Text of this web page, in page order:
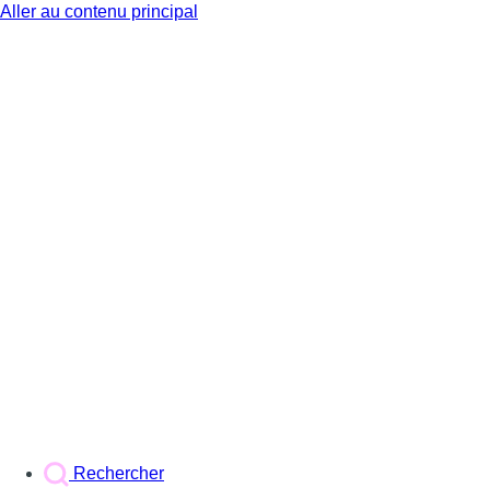
Aller au contenu principal
Rechercher